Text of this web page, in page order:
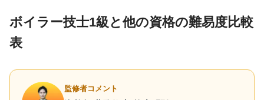
ボイラー技士1級と他の資格の難易度比較
表
監修者コメント